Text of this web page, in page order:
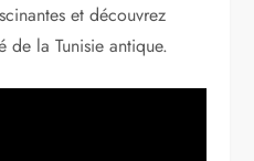
et découvrez
de la Tunisie antique.